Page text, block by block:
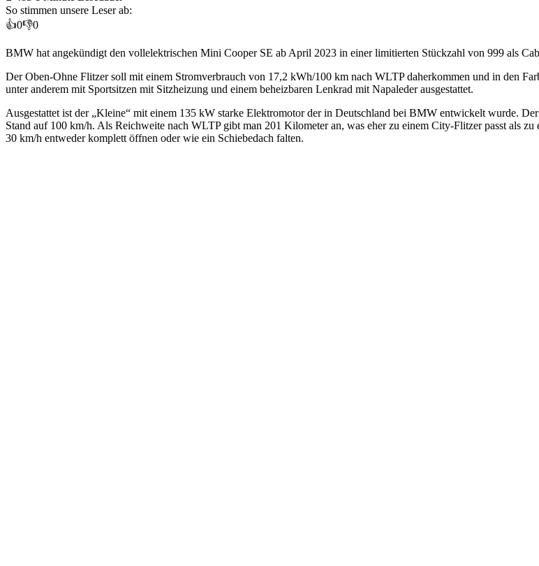
So stimmen unsere Leser ab:
👍0👎0
BMW hat angekündigt den vollelektrischen Mini Cooper SE ab April 2023 in einer limitierten Stückzahl von 999 als
Der Oben-Ohne Flitzer soll mit einem Stromverbrauch von 17,2 kWh/100 km nach WLTP daherkommen und in den
unter anderem mit Sportsitzen mit Sitzheizung und einem beheizbaren Lenkrad mit Napaleder ausgestattet.
Ausgestattet ist der „Kleine“ mit einem 135 kW starke Elektromotor der in Deutschland bei BMW entwickelt wurde.
Stand auf 100 km/h. Als Reichweite nach WLTP gibt man 201 Kilometer an, was eher zu einem City-Flitzer passt als
30 km/h entweder komplett öffnen oder wie ein Schiebedach falten.